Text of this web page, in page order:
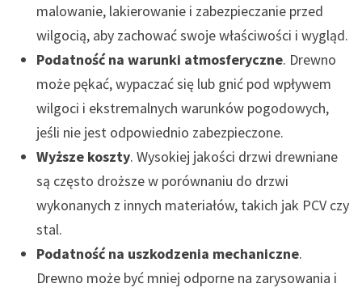
malowanie, lakierowanie i zabezpieczanie przed
wilgocią, aby zachować swoje właściwości i wygląd.
Podatność na warunki atmosferyczne. Drewno
może pękać, wypaczać się lub gnić pod wpływem
wilgoci i ekstremalnych warunków pogodowych,
jeśli nie jest odpowiednio zabezpieczone.
Wyższe koszty. Wysokiej jakości drzwi drewniane
są często droższe w porównaniu do drzwi
wykonanych z innych materiałów, takich jak PCV czy
stal.
Podatność na uszkodzenia mechaniczne.
Drewno może być mniej odporne na zarysowania i